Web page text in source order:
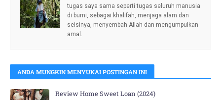
tugas saya sama seperti tugas seluruh manusia
di bumi, sebagai khalifah, menjaga alam dan
seisinya, menyembah Allah dan mengumpulkan
amal.
ANDA MUNGKIN MENYUKAI POSTINGAN INI
Review Home Sweet Loan (2024)